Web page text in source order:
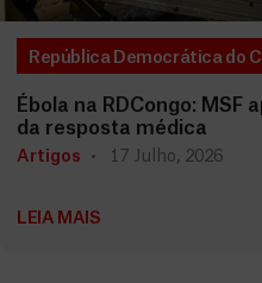
República Democrática do
Ébola na RDCongo:
da resposta médica
Artigos 17 Julho, 2026
LEIA MAIS